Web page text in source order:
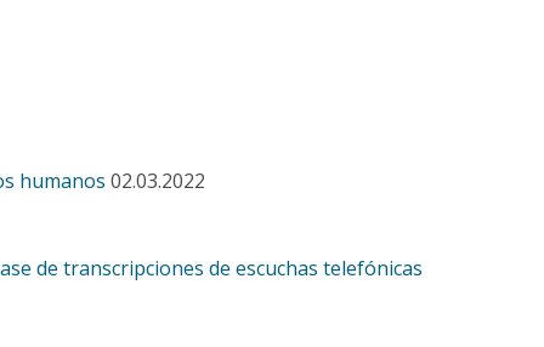
humanos 02.03.2022
de transcripciones de escuchas telefónicas